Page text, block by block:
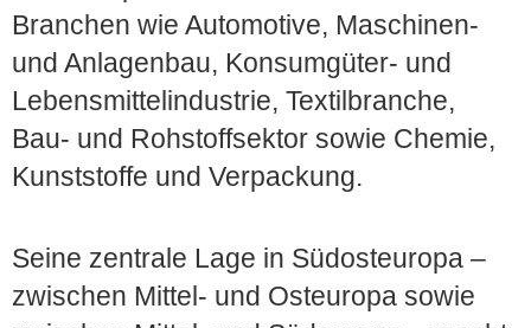
Branchen wie Automotive, Maschinen-
und Anlagenbau, Konsumgüter- und
Lebensmittelindustrie, Textilbranche,
Bau- und Rohstoffsektor sowie Chemie,
Kunststoffe und Verpackung.
Seine zentrale Lage in Südosteuropa –
zwischen Mittel- und Osteuropa sowie